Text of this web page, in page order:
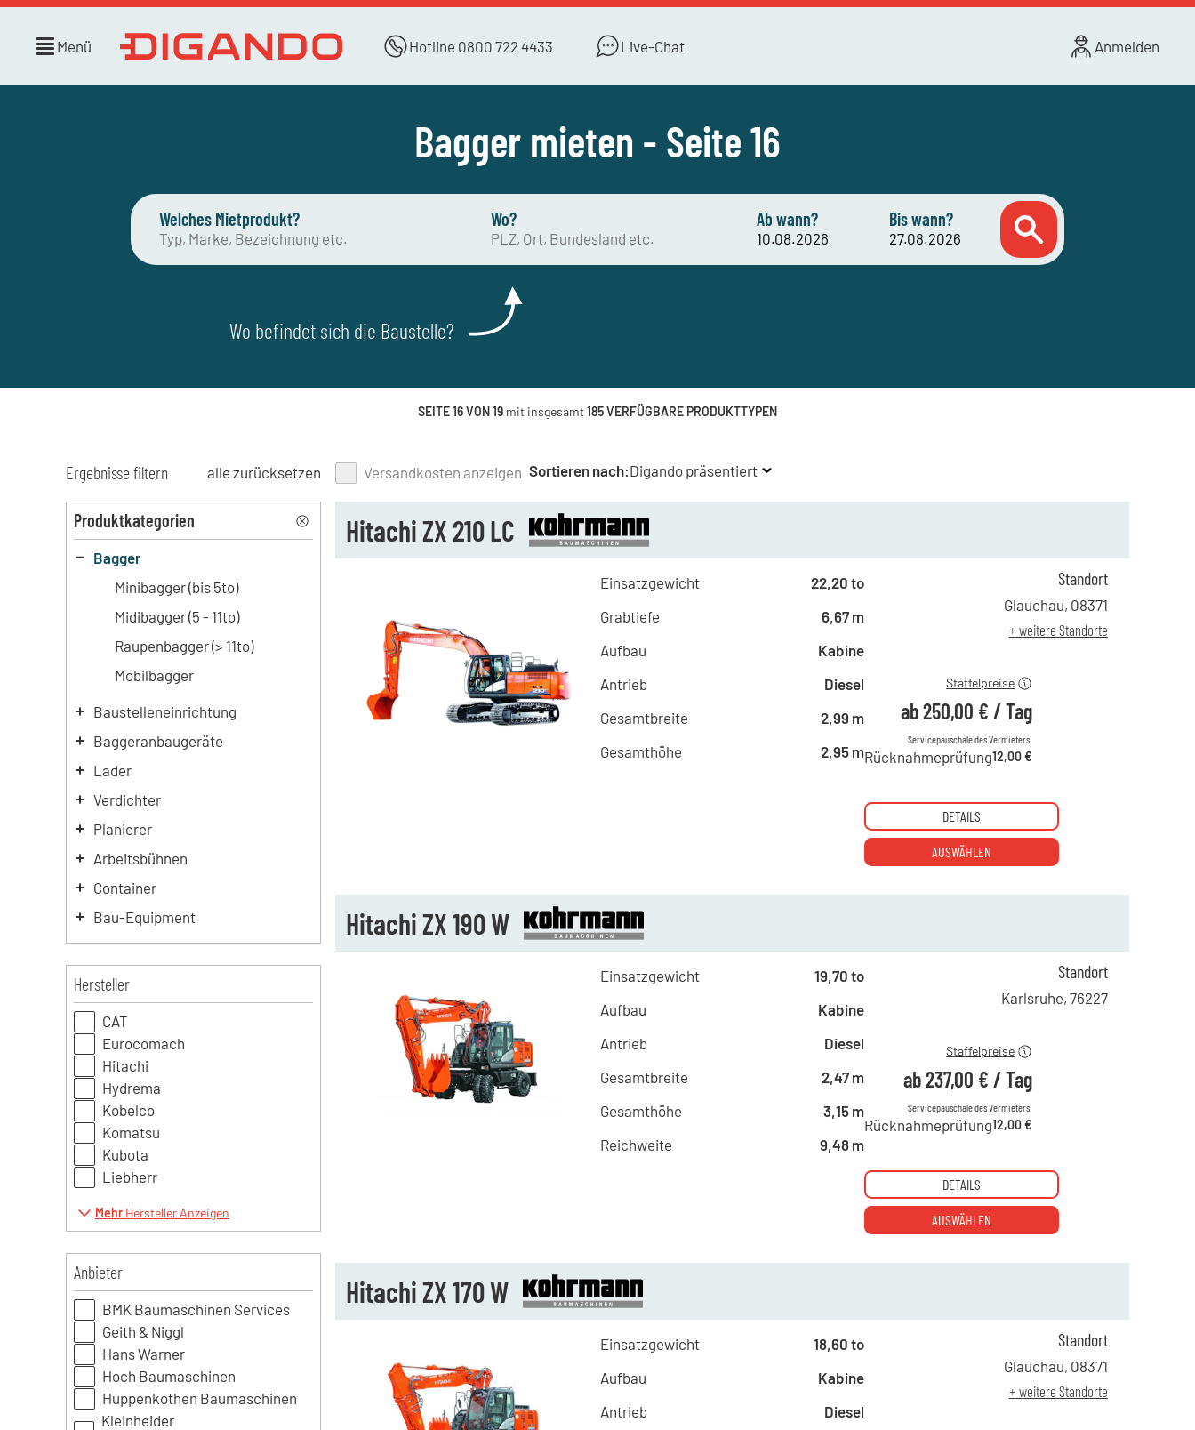
Menü Hotline 0800 722 4433 Live-Chat Anmelden
Bagger mieten - Seite 16
Welches Mietprodukt? Wo? Ab wann? Bis wann?
Wo befindet sich die Baustelle?
SEITE 16 VON 19mit insgesamt185 VERFÜGBARE PRODUKTTYPEN
Ergebnisse filtern alle zurücksetzen Versandkosten anzeigen Sortieren nach:Digando präsentiert
Produktkategorien
Bagger
Minibagger (bis 5to)
Midibagger (5 - 11to)
Raupenbagger (> 11to)
Mobilbagger
Baustelleneinrichtung
Baggeranbaugeräte
Lader
Verdichter
Planierer
Arbeitsbühnen
Container
Bau-Equipment
Hersteller
CAT
Eurocomach
Hitachi
Hydrema
Kobelco
Komatsu
Kubota
Liebherr
MehrHersteller Anzeigen
Anbieter
BMK Baumaschinen Services
Geith & Niggl
Hans Warner
Hoch Baumaschinen
Huppenkothen Baumaschinen
Kleinheider
Hitachi ZX 210 LC
Einsatzgewicht
22,20 to
Grabtiefe
6,67 m
Aufbau
Kabine
Antrieb
Diesel
Gesamtbreite
2,99 m
Gesamthöhe
2,95 m
359,00 €
ab 6 Tagen
ab 21 Tagen
Staffelpreise
ab250,00 € /Tag
Servicepauschale des Vermieters:
Rücknahmeprüfung12,00 €
Standort
Glauchau, 08371
+ weitere Standorte
DETAILS
AUSWÄHLEN
Hitachi ZX 190 W
Einsatzgewicht
19,70 to
Aufbau
Kabine
Antrieb
Diesel
Gesamtbreite
2,47 m
Gesamthöhe
3,15 m
Reichweite
9,48 m
286,00 €
ab 21 Tagen
Staffelpreise
ab237,00 € /Tag
Servicepauschale des Vermieters:
Rücknahmeprüfung12,00 €
Standort
Karlsruhe, 76227
DETAILS
AUSWÄHLEN
Hitachi ZX 170 W
Einsatzgewicht
18,60 to
Aufbau
Kabine
Antrieb
Diesel
324,00 €
ab 6 Tagen
ab 21 Tagen
Standort
Glauchau, 08371
+ weitere Standorte